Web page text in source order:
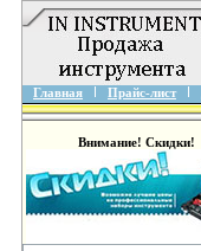
Главная Прайс-лист
Внимание! Скидки!